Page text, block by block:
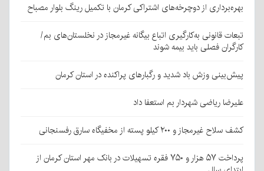
بهره‌برداری از دوچرخه‌های اشتراکی کرمان با تکمیل رینگ بلوار مصباح
تبعات قانونی به‌کارگیری اتباع بیگانه غیرمجاز در نخلستان‌های بم/
کارگران فصلی باید بیمه شوند
پیش‌بینی وزش باد شدید و رگبارهای پراکنده در استان کرمان
علیرضا ریاضی شهردار بم استعفا داد
کشف سلاح غیرمجاز و ۲۰۰ کیلو پسته از مخفیگاه سارق رفسنجانی
پرداخت ۵۷ هزار و ۷۵۰ فقره تسهیلات در بانک مهر استان کرمان از